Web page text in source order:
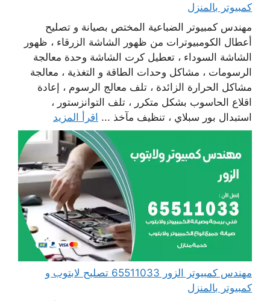
كمبيوتر بالمنزل
مهندس كمبيوتر الضباعية المختص بصيانة و تصليح
أعطال الكومبيوترات من ظهور الشاشة الزرقاء ، ظهور
الشاشة السوداء ، تعطيل كرت الشاشة وحدة معالجة
الرسومات ، مشاكل وحدات الطاقة و التغذية ، معالجة
مشاكل الحرارة الزائدة ، تلف معالج الرسوم ، إعادة
اقلاع الحاسوب بشكل متكرر ، تلف التوانزستور ،
استبدال بور سبلاي ، تنظيف مآخذ ... اقرأ المزيد
مهندس كمبيوتر الزور 65511033 تصليح لابتوب و
كمبيوتر بالمنزل